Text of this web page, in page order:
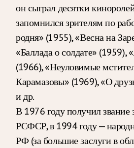
он сыграл десятки
запомнился зрителям по
родня» (1955), «Весна на
«Баллада о солдате» (1959),
(1966), «Неуловимые
Карамазовы» (1969), «О
и др.
В 1976 году получил звание
РСФСР, в 1994 году —
РФ (за большие заслуги в